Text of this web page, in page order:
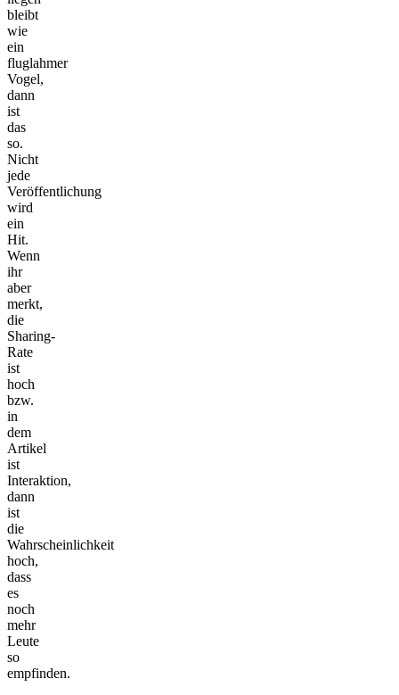
bleibt
wie
ein
fluglahmer
Vogel,
dann
ist
das
so.
Nicht
jede
Veröffentlichung
wird
ein
Hit.
Wenn
ihr
aber
merkt,
die
Sharing-
Rate
ist
hoch
bzw.
in
dem
Artikel
ist
Interaktion,
dann
ist
die
Wahrscheinlichkeit
hoch,
dass
es
noch
mehr
Leute
so
empfinden.